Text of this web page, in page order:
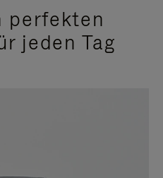
perfekten
jeden Tag